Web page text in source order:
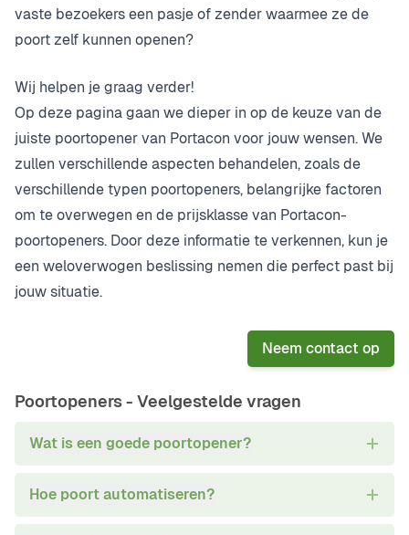
vaste bezoekers een pasje of zender waarmee ze de
poort zelf kunnen openen?
Wij helpen je graag verder!
Op deze pagina gaan we dieper in op de keuze van de
juiste poortopener van Portacon voor jouw wensen. We
zullen verschillende aspecten behandelen, zoals de
verschillende typen poortopeners, belangrijke factoren
om te overwegen en de prijsklasse van Portacon-
poortopeners. Door deze informatie te verkennen, kun je
een weloverwogen beslissing nemen die perfect past bij
jouw situatie.
Neem contact op
Poortopeners - Veelgestelde vragen
Wat is een goede poortopener?
Hoe poort automatiseren?